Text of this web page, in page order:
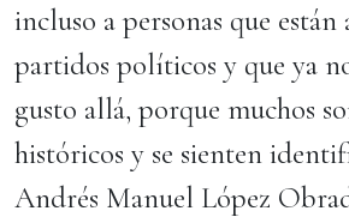
incluso a personas que
partidos políticos y que ya
gusto allá, porque muchos
históricos y se sienten
Andrés Manuel López